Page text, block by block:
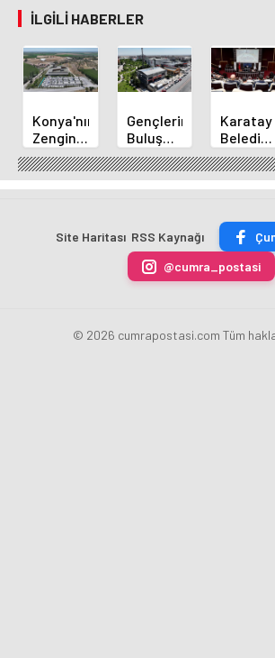
İLGILI HABERLER
Konya'nın
Zengin
Mutfağı
GastroFest'te
Tanıtılacak
Gençlerin
Buluşma
Noktası
Talha
Bayrakçı
Yükseliyor
Karatay
Belediye
Başkanı
Kılca
Yeni
Açıkladı
Site Haritası RSS Kaynağı
@cumra_postasi
© 2026 cumrapostasi.com Tüm